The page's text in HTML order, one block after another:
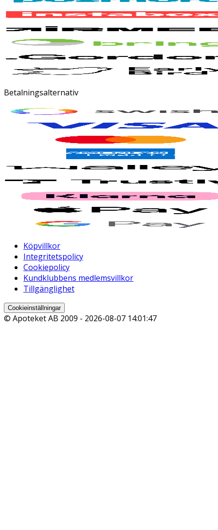
Betalningsalternativ
Köpvillkor
Integritetspolicy
Cookiepolicy
Kundklubbens medlemsvillkor
Tillgänglighet
Cookieinställningar
© Apoteket AB 2009 - 2026-08-07 14:01:47